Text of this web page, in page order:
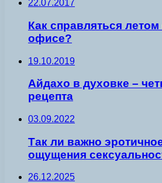
22.07.2017
Как справляться
офисе?
19.10.2019
Айдахо в духовке –
рецепта
03.09.2022
Так ли важно
ощущения
26.12.2025